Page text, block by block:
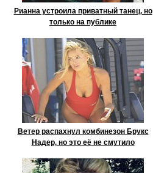
Рианна устроила приватный танец, но
только на публике
Ветер распахнул комбинезон Брукс
Надер, но это её не смутило